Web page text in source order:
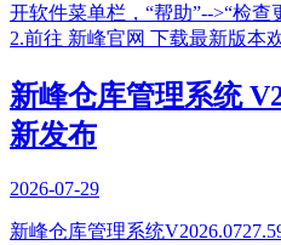
开软件菜单栏，“帮助”-->“检
2.前往 新峰官网 下载最新版本
新峰仓库管理系统
新发布
2026-07-29
新峰仓库管理系统